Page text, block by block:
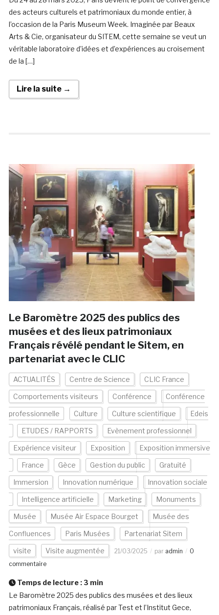
des acteurs culturels et patrimoniaux du monde entier, à
l’occasion de la Paris Museum Week. Imaginée par Beaux
Arts & Cie, organisateur du SITEM, cette semaine se veut un
véritable laboratoire d’idées et d’expériences au croisement
de la […]
Lire la suite →
Le Baromètre 2025 des publics des
musées et des lieux patrimoniaux
Français révélé pendant le Sitem, en
partenariat avec le CLIC
ACTUALITÉS Centre de Science CLIC France
Comportements visiteurs Conférence Conférence
professionnelle Culture Culture scientifique Edeis
ETUDES / RAPPORTS Evènement professionnel
Expérience visiteur Exposition Exposition immersive
France Gèce Gestion du public Gratuité
Immersion Innovation numérique Innovation sociale
Intelligence artificielle Marketing Monuments
Musée Musée Air Espace Bourget Musée des
Confluences Paris Musées Partenariat Sitem
visite Visite augmentée 21/03/2025 par admin
0
commentaire
Temps de lecture : 3 min
Le Baromètre 2025 des publics des musées et des lieux
patrimoniaux Français, réalisé par Test et l’Institut Gece,